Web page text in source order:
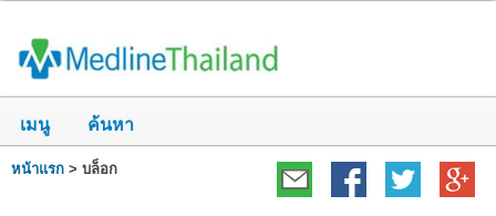
เมนู ค้นหา
หน้าแรก > บล็อก